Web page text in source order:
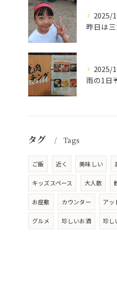
2025/
2025/
雨の1日
タグ Tags
ご飯 近く 美味しい
キッズスペース 大人数
お座敷 カウンター アッ
グルメ 珍しいお酒 珍し